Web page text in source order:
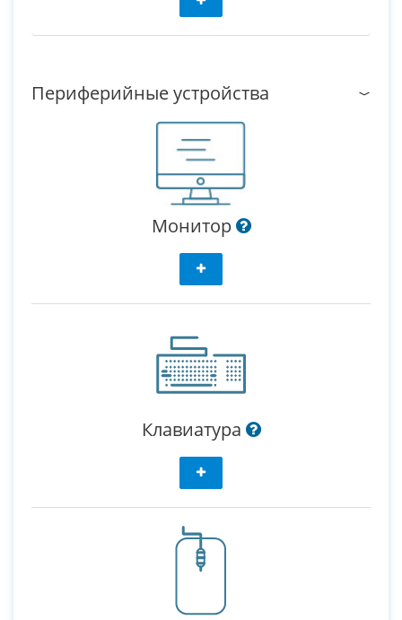
Периферийные устройства
Монитор
Клавиатура